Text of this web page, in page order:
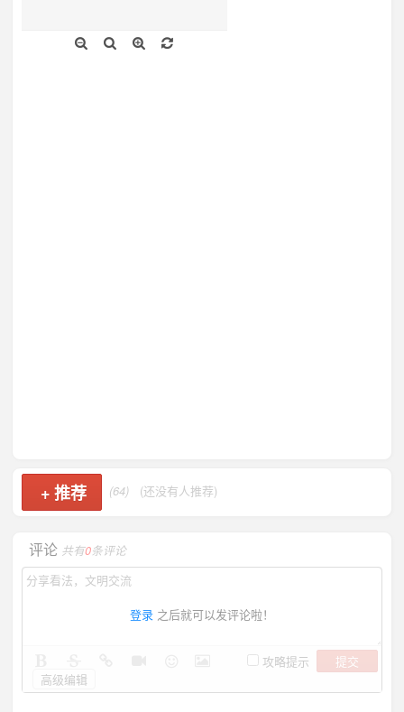
+推荐 (64) (还没有人推荐)
评论 共有0条评论
登录 之后就可以发评论啦！
攻略提示
提交
高级编辑